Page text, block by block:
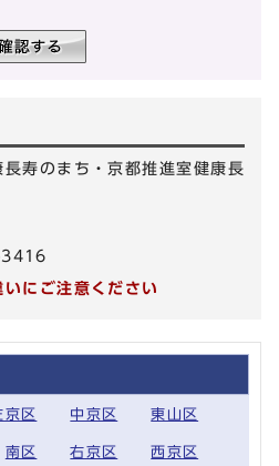
寿のまち・京都推進室健康長
にご注意ください
京区 中京区 東山区
南区 右京区 西京区